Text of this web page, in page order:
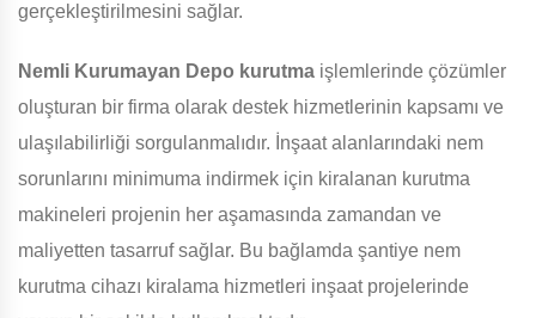
gerçekleştirilmesini sağlar.
Nemli Kurumayan Depo kurutma işlemlerinde çözümler
oluşturan bir firma olarak destek hizmetlerinin kapsamı ve
ulaşılabilirliği sorgulanmalıdır. İnşaat alanlarındaki nem
sorunlarını minimuma indirmek için kiralanan kurutma
makineleri projenin her aşamasında zamandan ve
maliyetten tasarruf sağlar. Bu bağlamda şantiye nem
kurutma cihazı kiralama hizmetleri inşaat projelerinde